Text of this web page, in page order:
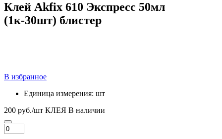
Клей Akfix 610 Экспресс 50мл
(1к-30шт) блистер
В избранное
Единица измерения: шт
200 руб./шт КЛЕЯ В наличии